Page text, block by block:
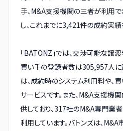
手、M&A支援機関の三者が利用で
し、これまでに3,421件の成約実績
「BATONZ」では、交渉可能な譲
買い手の登録者数は305,957人に
は、成約時のシステム利用料や、
サービスです。また、M&A支援機
供しており、317社のM&A専門業
利用しています。バトンズは、